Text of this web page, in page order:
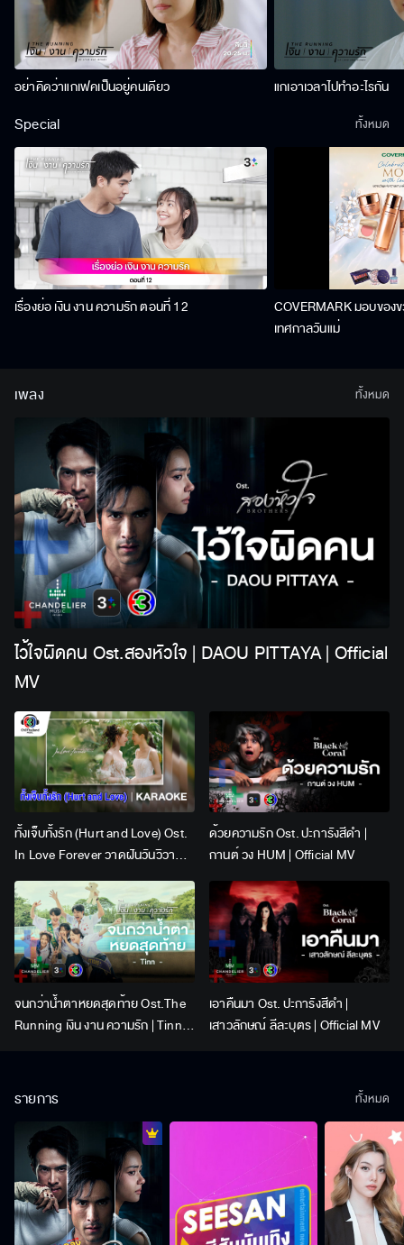
อย่าคิดว่าแกเฟคเป็นอยู่คนเดียว แกเอาเวลาไปทำอะไรกัน
Special
เรื่องย่อ เงิน งาน ความรัก ตอนที่ 12
COVERMARK มอบขอ
เทศกาลวันแม่
ทั้งหมด
เพลง
ไว้ใจผิดคน Ost.สองหัวใจ | DAOU PITTAYA | Official
MV
ทั้งเจ็บทั้งรัก (Hurt and Love) Ost.
In Love Forever วาดฝันวันวิวาห์ |
Lingling Kwong x Orm
Kornnaphat | Official Karaoke
ด้วยความรัก Ost. ปะการังสีดำ |
กานต์ วง HUM | Official MV
จนกว่าน้ำตาหยดสุดท้าย Ost.The
Running เงิน งาน ความรัก | Tinn |
เอาคืนมา Ost. ปะการังสีดำ |
เสาวลักษณ์ ลีละบุตร | Official MV
ทั้งหมด
รายการ ทั้งหมด